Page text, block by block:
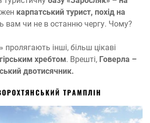
карпатський турист, похід на
вам чи не в останню чергу. Чому?
пролягають інші, більш цікаві
хребтом. Врешті, Говерла –
двотисячник.
ТРАМПЛІН